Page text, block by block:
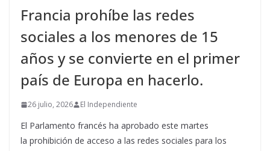
Francia prohíbe las redes
sociales a los menores de 15
años y se convierte en el primer
país de Europa en hacerlo.
26 julio, 2026 El Independiente
El Parlamento francés ha aprobado este martes
la prohibición de acceso a las redes sociales para los